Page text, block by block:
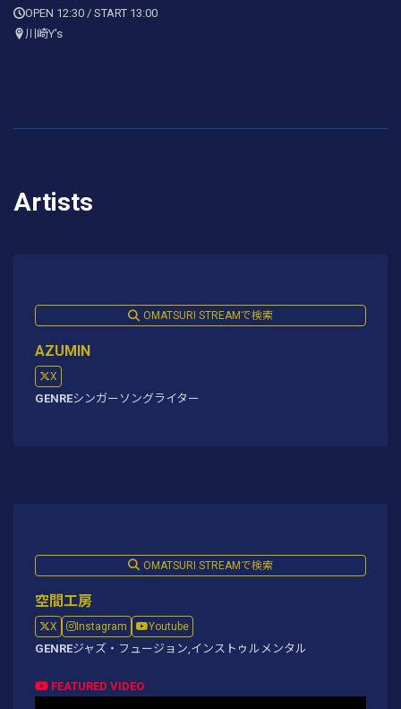
OPEN 12:30 / START 13:00
川崎Y's
Artists
OMATSURI STREAMで検索
AZUMIN
X
GENREシンガーソングライター
OMATSURI STREAMで検索
空間工房
X Instagram Youtube
GENREジャズ・フュージョン, インストゥルメンタル
FEATURED VIDEO